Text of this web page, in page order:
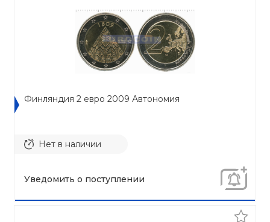
Финляндия 2 евро 2009 Автономия
Нет в наличии
Уведомить о поступлении